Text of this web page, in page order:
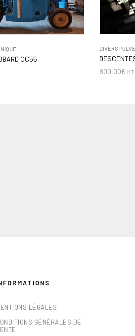
CC55
DIVERS
800,00€ HT
LÉGALES
GÉNÉRALES DE